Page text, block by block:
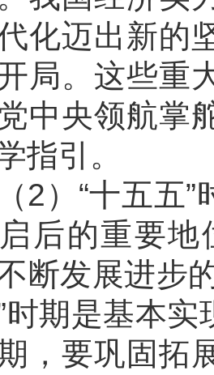
化迈出新的
局。这些重
中央领航掌
指引。
“十五五”
后的重要
断发展进步
时期是基本
，要巩固拓